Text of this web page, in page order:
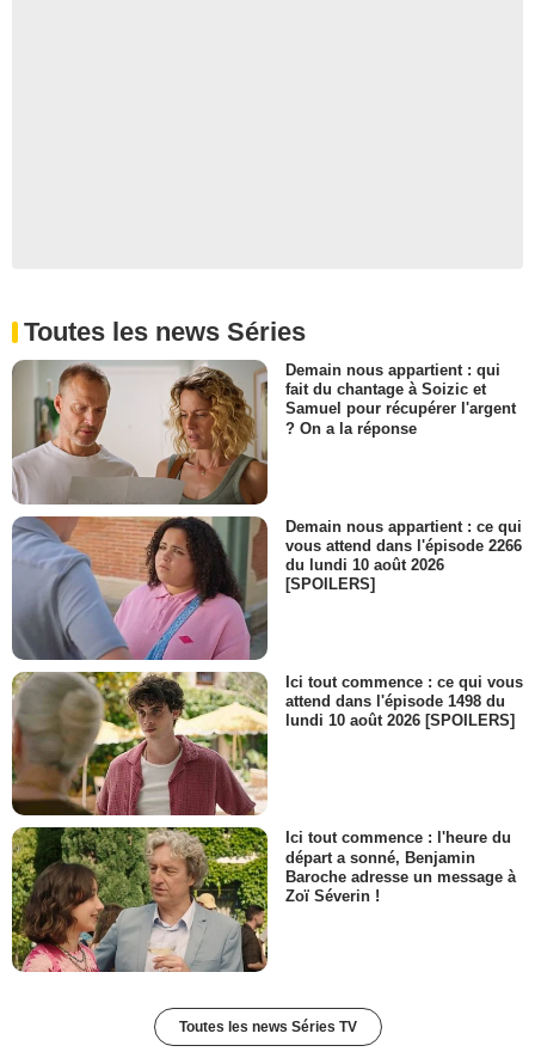
Toutes les news Séries
Demain nous appartient : qui
fait du chantage à Soizic et
Samuel pour récupérer l'argent
? On a la réponse
Demain nous appartient : ce qui
vous attend dans l'épisode 2266
du lundi 10 août 2026
[SPOILERS]
Ici tout commence : ce qui vous
attend dans l'épisode 1498 du
lundi 10 août 2026 [SPOILERS]
Ici tout commence : l'heure du
départ a sonné, Benjamin
Baroche adresse un message à
Zoï Séverin !
Toutes les news Séries TV